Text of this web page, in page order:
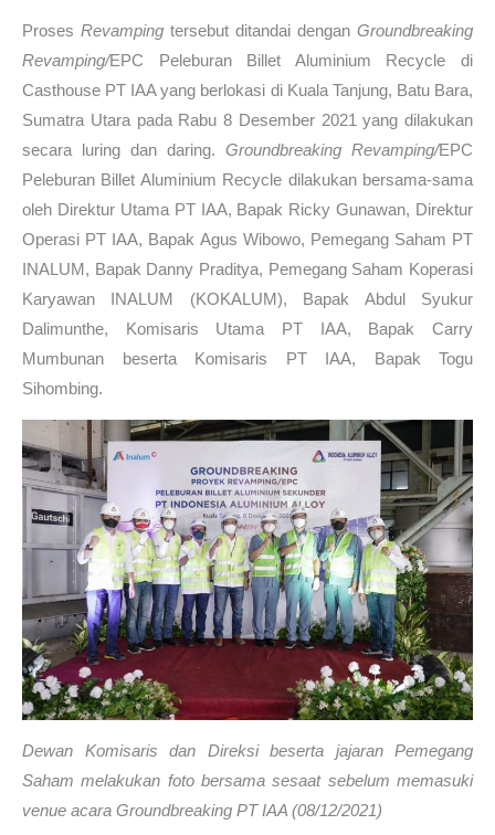
Proses Revamping tersebut ditandai dengan Groundbreaking
Revamping/EPC Peleburan Billet Aluminium Recycle di
Casthouse PT IAA yang berlokasi di Kuala Tanjung, Batu Bara,
Sumatra Utara pada Rabu 8 Desember 2021 yang dilakukan
secara luring dan daring. Groundbreaking Revamping/EPC
Peleburan Billet Aluminium Recycle dilakukan bersama-sama
oleh Direktur Utama PT IAA, Bapak Ricky Gunawan, Direktur
Operasi PT IAA, Bapak Agus Wibowo, Pemegang Saham PT
INALUM, Bapak Danny Praditya, Pemegang Saham Koperasi
Karyawan INALUM (KOKALUM), Bapak Abdul Syukur
Dalimunthe, Komisaris Utama PT IAA, Bapak Carry
Mumbunan beserta Komisaris PT IAA, Bapak Togu
Sihombing.
Dewan Komisaris dan Direksi beserta jajaran Pemegang
Saham melakukan foto bersama sesaat sebelum memasuki
venue acara Groundbreaking PT IAA (08/12/2021)